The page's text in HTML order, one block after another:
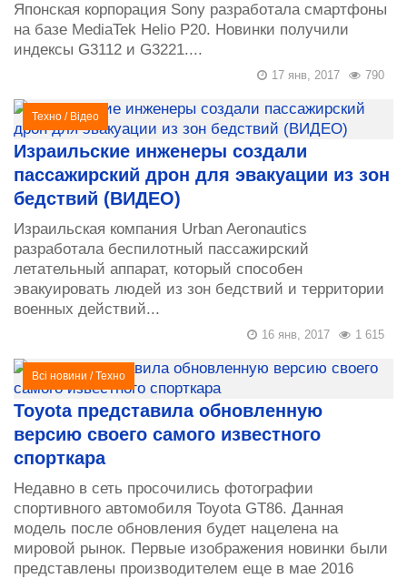
Японская корпорация Sony разработала смартфоны
на базе MediaTek Helio P20. Новинки получили
индексы G3112 и G3221....
790
17 янв, 2017
Техно / Відео
Израильские инженеры создали
пассажирский дрон для эвакуации из зон
бедствий (ВИДЕО)
Израильская компания Urban Aeronautics
разработала беспилотный пассажирский
летательный аппарат, который способен
эвакуировать людей из зон бедствий и территории
военных действий...
1 615
16 янв, 2017
Всі новини /Техно
Toyota представила обновленную
версию своего самого известного
спорткара
Недавно в сеть просочились фотографии
спортивного автомобиля Toyota GT86. Данная
модель после обновления будет нацелена на
мировой рынок. Первые изображения новинки были
представлены производителем еще в мае 2016